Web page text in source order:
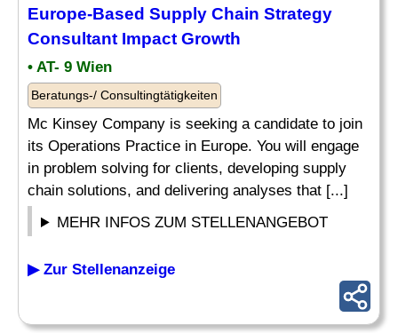
Europe-Based Supply Chain Strategy
Consultant Impact Growth
• AT- 9 Wien
Beratungs-/ Consultingtätigkeiten
Mc Kinsey Company is seeking a candidate to join
its Operations Practice in Europe. You will engage
in problem solving for clients, developing supply
chain solutions, and delivering analyses that [...]
MEHR INFOS ZUM STELLENANGEBOT
▶ Zur Stellenanzeige